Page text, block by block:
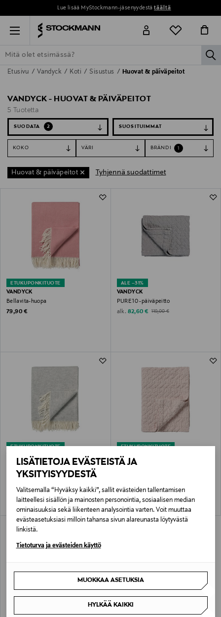
LISÄTIETOJA EVÄSTEISTÄ JA
YKSITYISYYDESTÄ
Valitsemalla “Hyväksy kaikki”, sallit evästeiden tallentamisen
laitteellesi sisällön ja mainosten personointia, sosiaalisen median
ominaisuuksia sekä liikenteen analysointia varten. Voit muuttaa
evästeasetuksiasi milloin tahansa sivun alareunasta löytyvästä
linkistä.
Tietoturva ja evästeiden käyttö
MUOKKAA ASETUKSIA
HYLKÄÄ KAIKKI
Lue lisää MyStockmann-jäsenyydestätäältä
Menu
ETSI KAIKKI NAISET MIEHET LAPSET KOTI
Etusivu Vandyck Koti Sisustus Huovat & päiväpeitot
VANDYCK - HUOVAT & PÄIVÄPEITOT
5 Tuotetta
SUODATA 2
KOKO VÄRI BRÄNDI 1
Huovat & päiväpeitot Tyhjennä suodattimet
ETUKUPONKITUOTE
VANDYCK
Bellavita-huopa
Original Price
79,90 €
ALE –31%
VANDYCK
PURE 10 -päiväpeitto
alk. Discounted Price
82,60 € Original Price
119,00 €
ETUKUPONKITUOTE
VANDYCK
Bellavita-huopa
Original Price
79,90 €
ETUKUPONKITUOTE
VANDYCK
Pure 10 -päiväpeite